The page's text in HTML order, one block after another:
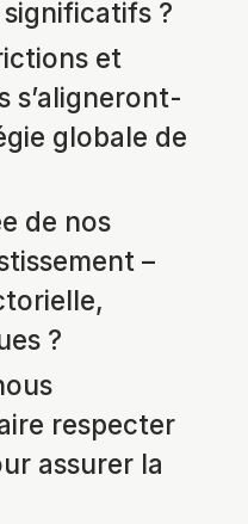
?
et
s’aligneront-
globale de
de nos
–
?
respecter
assurer la